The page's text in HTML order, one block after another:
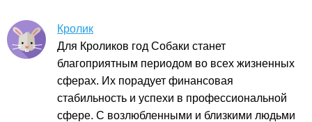
Кролик
Для Кроликов год Собаки станет
благоприятным периодом во всех жизненных
сферах. Их порадует финансовая
стабильность и успехи в профессиональной
сфере. С возлюбленными и близкими людьми